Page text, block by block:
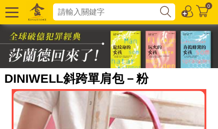
0
DINIWELL斜跨單肩包－粉